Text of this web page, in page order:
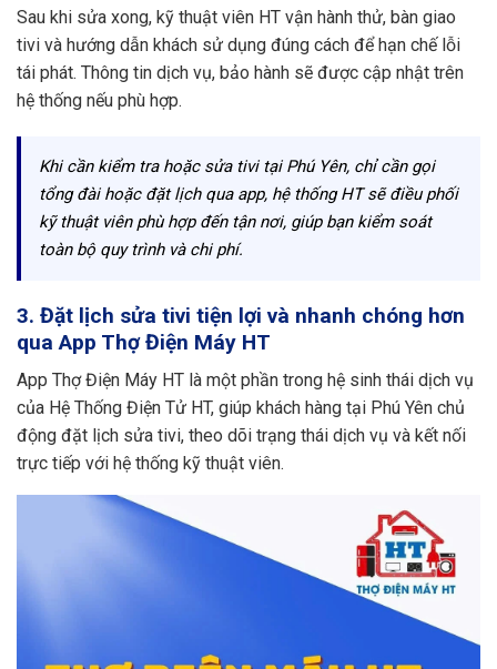
Sau khi sửa xong, kỹ thuật viên HT vận hành thử, bàn giao
tivi và hướng dẫn khách sử dụng đúng cách để hạn chế lỗi
tái phát. Thông tin dịch vụ, bảo hành sẽ được cập nhật trên
hệ thống nếu phù hợp.
Khi cần kiểm tra hoặc sửa tivi tại Phú Yên, chỉ cần gọi
tổng đài hoặc đặt lịch qua app, hệ thống HT sẽ điều phối
kỹ thuật viên phù hợp đến tận nơi, giúp bạn kiểm soát
toàn bộ quy trình và chi phí.
3. Đặt lịch sửa tivi tiện lợi và nhanh chóng hơn
qua App Thợ Điện Máy HT
App Thợ Điện Máy HT là một phần trong hệ sinh thái dịch vụ
của Hệ Thống Điện Tử HT, giúp khách hàng tại Phú Yên chủ
động đặt lịch sửa tivi, theo dõi trạng thái dịch vụ và kết nối
trực tiếp với hệ thống kỹ thuật viên.